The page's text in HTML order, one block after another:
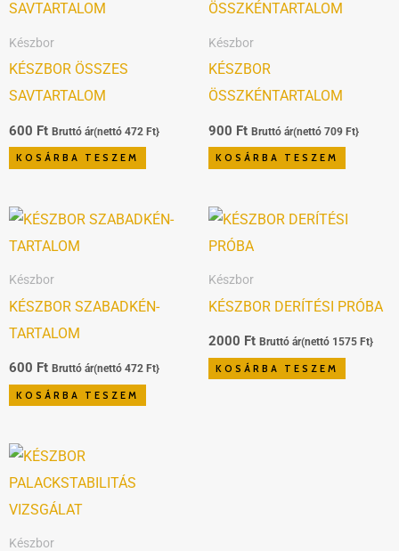
Készbor
KÉSZBOR ÖSSZES
SAVTARTALOM
600 Ft Bruttó ár(nettó 472 Ft}
KOSÁRBA TESZEM
Készbor
KÉSZBOR
ÖSSZKÉNTARTALOM
900 Ft Bruttó ár(nettó 709 Ft}
KOSÁRBA TESZEM
Készbor
KÉSZBOR SZABADKÉN-
TARTALOM
600 Ft Bruttó ár(nettó 472 Ft}
KOSÁRBA TESZEM
Készbor
KÉSZBOR DERÍTÉSI PRÓBA
2000 Ft Bruttó ár(nettó 1575 Ft}
KOSÁRBA TESZEM
Készbor